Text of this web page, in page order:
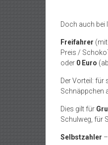
Doch auch bei
Freifahrer (mit
Preis /
oder 0 Euro
Der Vorteil: für
Schnäppchen
Dies gilt für
Schulweg, für
Selbstzahler –